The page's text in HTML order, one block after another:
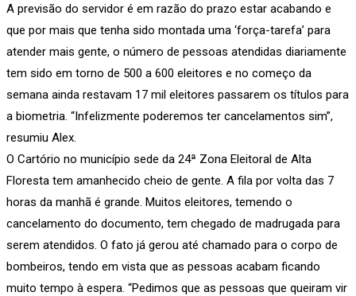
A previsão do servidor é em razão do prazo estar acabando e
que por mais que tenha sido montada uma ‘força-tarefa’ para
atender mais gente, o número de pessoas atendidas diariamente
tem sido em torno de 500 a 600 eleitores e no começo da
semana ainda restavam 17 mil eleitores passarem os títulos para
a biometria. “Infelizmente poderemos ter cancelamentos sim”,
resumiu Alex.
O Cartório no município sede da 24ª Zona Eleitoral de Alta
Floresta tem amanhecido cheio de gente. A fila por volta das 7
horas da manhã é grande. Muitos eleitores, temendo o
cancelamento do documento, tem chegado de madrugada para
serem atendidos. O fato já gerou até chamado para o corpo de
bombeiros, tendo em vista que as pessoas acabam ficando
muito tempo à espera. “Pedimos que as pessoas que queiram vir